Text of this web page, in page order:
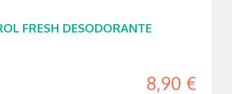
FRESH DESODORANTE
8,90 €